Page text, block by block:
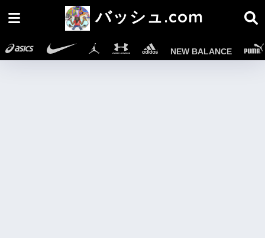
バッシュ.com
NEW BALANCE